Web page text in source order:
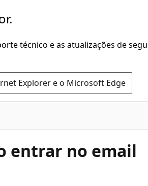
técnico e as atualizações de
Explorer e o Microsoft Edge
entrar no email